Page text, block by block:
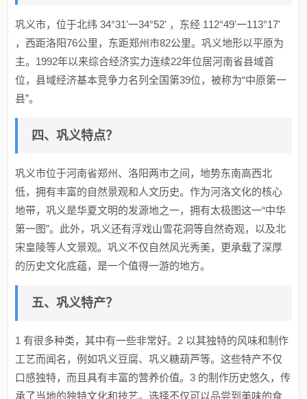
巩义市，位于北纬 34°31'一34°52' ，东经 112°49'一113°17'
，西距洛阳76公里，东距郑州市82公里。巩义地形以平原为
主。1992年以来综合经济实力连续22年位居河南省县域首
位，县域经济基本竞争力名列全国第39位，被称为“中原第一
县”。
四、巩义特点？
巩义市位于河南省郑州、洛阳两市之间，地势东南高西北
低，拥有丰富的自然景观和人文历史。作为河洛文化的核心
地带，巩义是华夏文明的发源地之一，拥有太极图这一“中华
第一图”。此外，巩义还有浮戏山雪花洞等自然奇观，以及北
宋皇陵等人文景观。巩义不仅自然风光秀美，更承载了深厚
的历史文化底蕴，是一个值得一游的地方。
五、巩义特产？
1 有很多种类，其中有一些非常好。2 以其独特的风味和制作
工艺而闻名，例如巩义豆腐、巩义糖葫芦等。这些特产不仅
口感独特，而且具有丰富的营养价值。3 的制作历史悠久，传
承了当地的独特文化和技艺。选择不仅可以品尝到美味的食